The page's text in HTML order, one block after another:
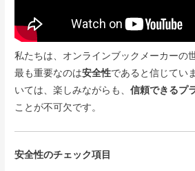
私たちは、オンラインブックメーカーの
最も重要なのは安全性であると信じてい
いては、楽しみながらも、信頼できるプ
ことが不可欠です。
安全性のチェック項目